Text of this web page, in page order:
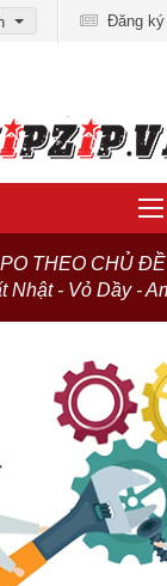
Đăng ký
THEO CHỦ ĐỀ
Nhật - Vỏ Dầy -